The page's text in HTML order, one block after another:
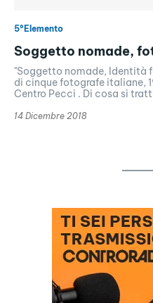
5°Elemento
Soggetto nomade,
"Soggetto nomade, Identità
di cinque fotografe italiane,
14 Dicembre 2018